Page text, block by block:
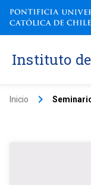
Instituto
Inicio keyboard_arrow_right